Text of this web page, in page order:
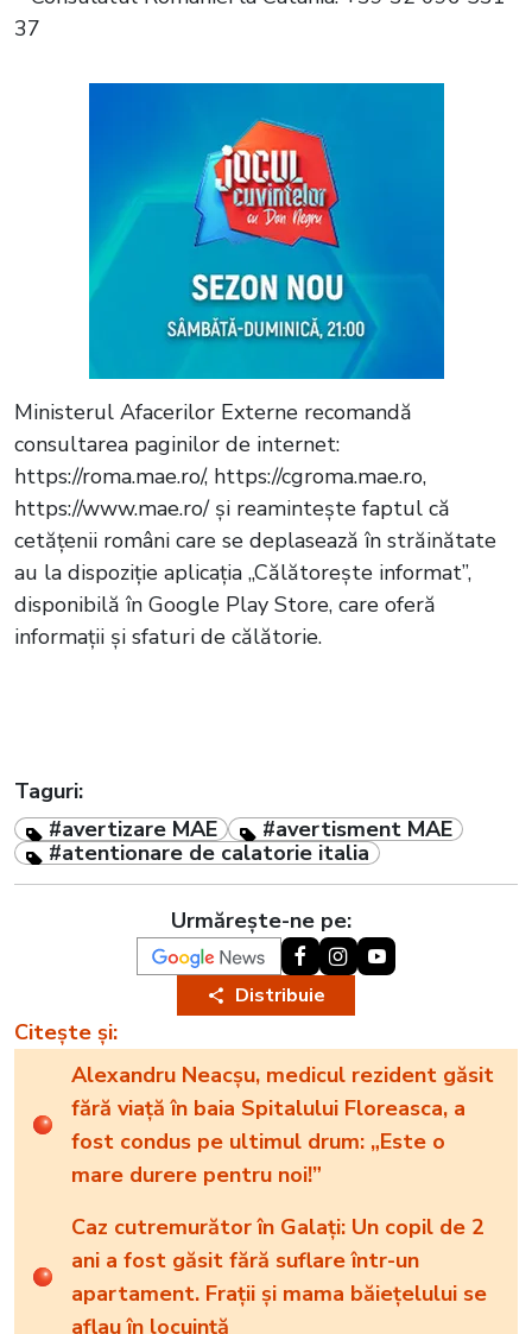
37
Ministerul Afacerilor Externe recomandă
consultarea paginilor de internet:
https://roma.mae.ro/, https://cgroma.mae.ro,
https://www.mae.ro/ și reamintește faptul că
cetățenii români care se deplasează în străinătate
au la dispoziție aplicația „Călătoreşte informat”,
disponibilă în Google Play Store, care oferă
informații și sfaturi de călătorie.
Taguri:
#avertizare MAE
#avertisment MAE
#atentionare de calatorie italia
Urmărește-ne pe:
Distribuie
Citește și:
Alexandru Neacșu, medicul rezident găsit
fără viață în baia Spitalului Floreasca, a
fost condus pe ultimul drum: „Este o
mare durere pentru noi!”
Caz cutremurător în Galați: Un copil de 2
ani a fost găsit fără suflare într-un
apartament. Frații și mama băiețelului se
aflau în locuință